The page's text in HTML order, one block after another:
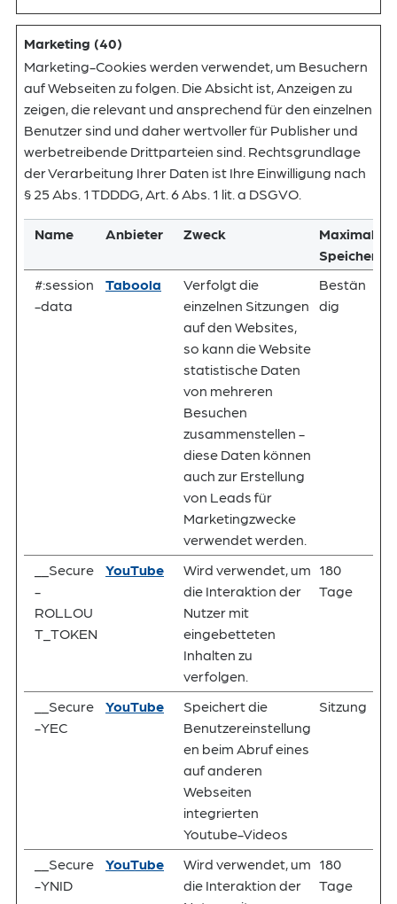
Marketing (40)
Marketing-Cookies werden verwendet, um Besuchern
auf Webseiten zu folgen. Die Absicht ist, Anzeigen zu
zeigen, die relevant und ansprechend für den einzelnen
Benutzer sind und daher wertvoller für Publisher und
werbetreibende Drittparteien sind. Rechtsgrundlage
der Verarbeitung Ihrer Daten ist Ihre Einwilligung nach
§ 25 Abs. 1 TDDDG, Art. 6 Abs. 1 lit. a DSGVO.
Name Anbieter Zweck
Maximale
#:session
-data
Taboola
Verfolgt die
einzelnen Sitzungen
auf den Websites,
so kann die Website
statistische Daten
von mehreren
Besuchen
zusammenstellen -
diese Daten können
auch zur Erstellung
von Leads für
Marketingzwecke
verwendet werden.
Bestän
dig
__Secure
-
ROLLOU
T_TOKEN
YouTube
Wird verwendet, um
die Interaktion der
Nutzer mit
eingebetteten
Inhalten zu
verfolgen.
180
Tage
__Secure
-YEC
YouTube
Speichert die
Benutzereinstellung
en beim Abruf eines
auf anderen
Webseiten
integrierten
Youtube-Videos
Sitzung
__Secure
-YNID
YouTube
Wird verwendet, um
die Interaktion der
180
Tage